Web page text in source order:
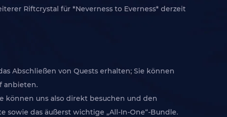
Riftcrystal für *Neverness to Everness* derzeit
Abschließen von Quests erhalten; Sie können
anbieten.
können uns also direkt besuchen und den
sowie das äußerst wichtige „All-In-One“-Bundle.